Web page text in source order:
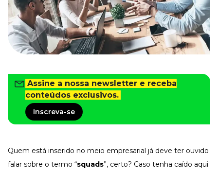
Tudo para facilitar a rotina
Imprensa
VR na Imprensa
Cursos
Todos os Cursos
Explore o nosso acervo
Departamento Pessoal
Para simplificar os processos
Eleve os resultados da organização
Gestão de Pessoas e Liderança
Assine a nossa newsletter e receba
conteúdos exclusivos.
Inscreva-se
Quem está inserido no meio empresarial já deve ter ouvido
falar sobre o termo “squads”, certo? Caso tenha caído aqui